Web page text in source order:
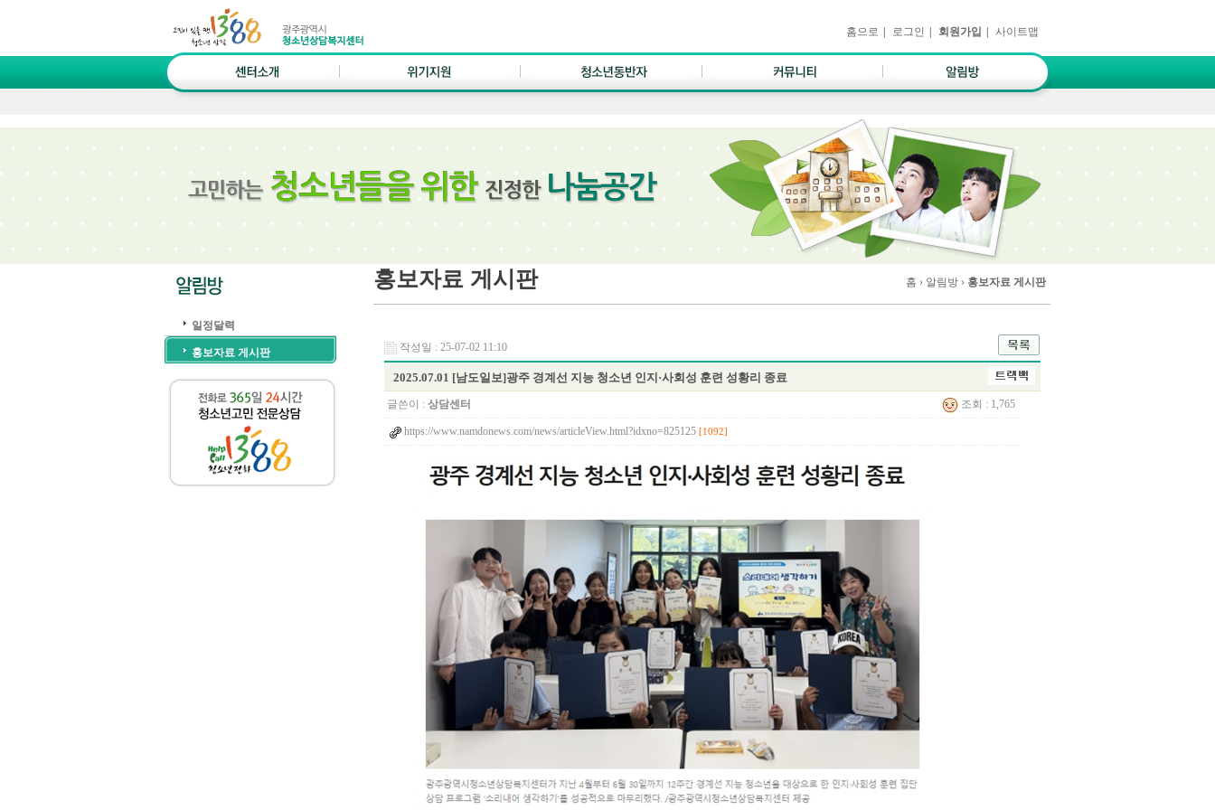
홈으로 로그인 회원가입 사이트맵
일정달력
홍보자료 게시판
홍보자료 게시판 홈 › 알림방 › 홍보자료 게시판
작성일 : 25-07-02 11:10
2025.07.01 [남도일보]광주 경계선 지능 청소년 인지·사회성 훈련 성황리 종료
글쓴이 : 상담센터 조회 : 1,765
https://www.namdonews.com/news/articleView.html?idxno=825125 [1092]